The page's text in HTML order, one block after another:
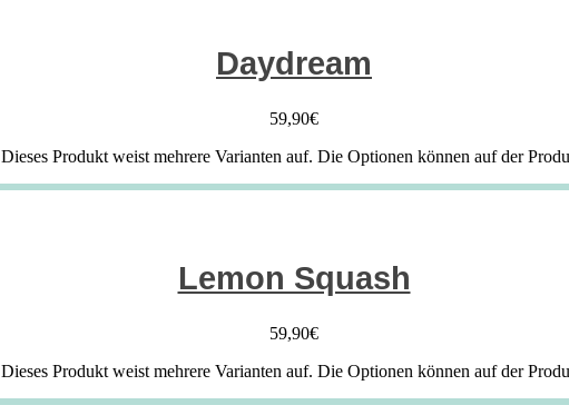
Daydream
59,90€
Dieses Produkt weist mehrere Varianten auf. Die Optionen können auf der
Lemon Squash
59,90€
Dieses Produkt weist mehrere Varianten auf. Die Optionen können auf der